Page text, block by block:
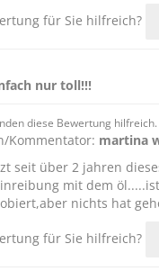
für Sie hilfreich?
nur toll!!!
diese Bewertung hilfreich.
Kommentator: martina
seit über 2 jahren
mit dem
nichts hat
für Sie hilfreich?